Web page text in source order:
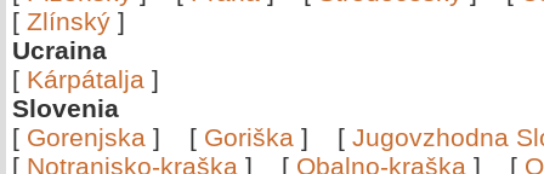
[ Zlínský ]
Ucraina
[ Kárpátalja ]
Slovenia
[ Gorenjska ] [ Goriška ] [ Jugovzhodna
[ Notranjsko-kraška ] [ Obalno-kraška ] [